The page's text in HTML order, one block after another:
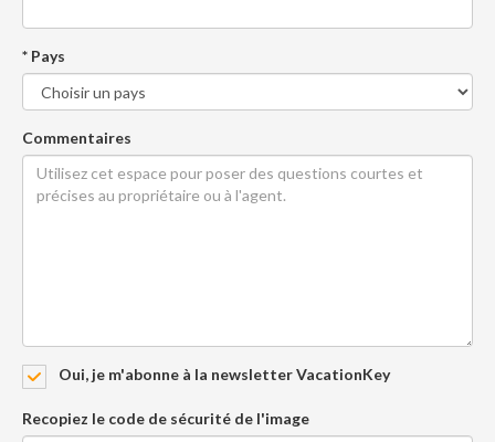
* Pays
Commentaires
Oui, je m'abonne à la newsletter VacationKey
Recopiez le code de sécurité de l'image